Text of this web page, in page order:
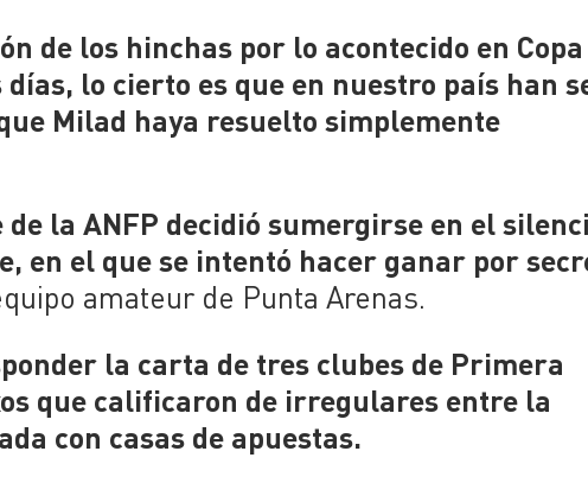
de los hinchas por lo acontecido en Copa
lo cierto es que en nuestro país han
Milad haya resuelto simplemente
la ANFP decidió sumergirse en el
en el que se intentó hacer ganar por
amateur de Punta Arenas.
la carta de tres clubes de Primera
que calificaron de irregulares entre la
con casas de apuestas.